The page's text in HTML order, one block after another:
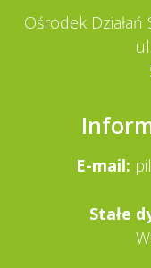
Ośrodek Działań
E-mail:
Stałe